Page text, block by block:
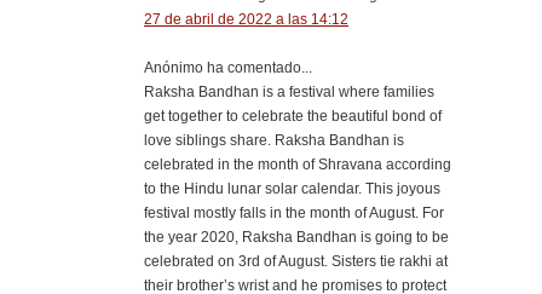
27 de abril de 2022 a las 14:12
Anónimo ha comentado...
Raksha Bandhan is a festival where families
get together to celebrate the beautiful bond of
love siblings share. Raksha Bandhan is
celebrated in the month of Shravana according
to the Hindu lunar solar calendar. This joyous
festival mostly falls in the month of August. For
the year 2020, Raksha Bandhan is going to be
celebrated on 3rd of August. Sisters tie rakhi at
their brother’s wrist and he promises to protect